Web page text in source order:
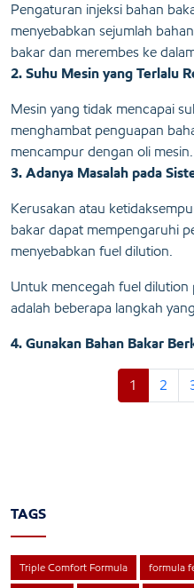
Pengaturan injeksi bahan
menyebabkan sejumlah
bakar dan merembes ke
2. Suhu Mesin yang Terlalu
Mesin yang tidak mencapai
menghambat penguapan
mencampur dengan oli mesin.
3. Adanya Masalah pada
Kerusakan atau
bakar dapat mempengaruhi
menyebabkan fuel dilution.
Untuk mencegah fuel
adalah beberapa langkah
4. Gunakan Bahan Bakar
1 2
TAGS
Triple Comfort Formula formula